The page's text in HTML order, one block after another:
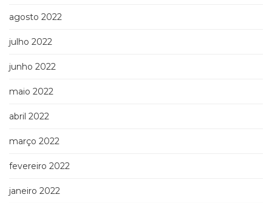
agosto 2022
julho 2022
junho 2022
maio 2022
abril 2022
março 2022
fevereiro 2022
janeiro 2022